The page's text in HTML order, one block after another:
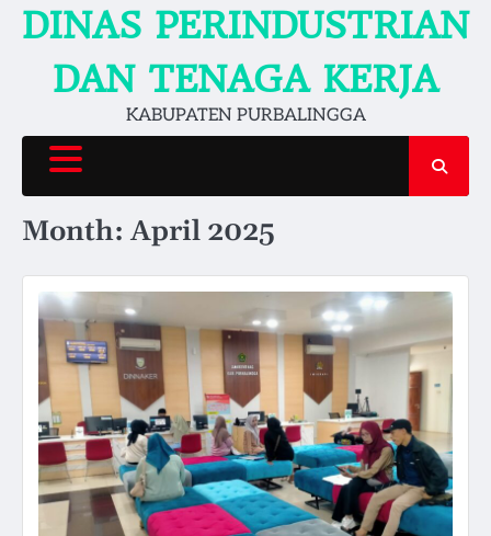
Skip
content
DINAS PERINDUSTRIAN
DAN TENAGA KERJA
KABUPATEN PURBALINGGA
Month:April 2025